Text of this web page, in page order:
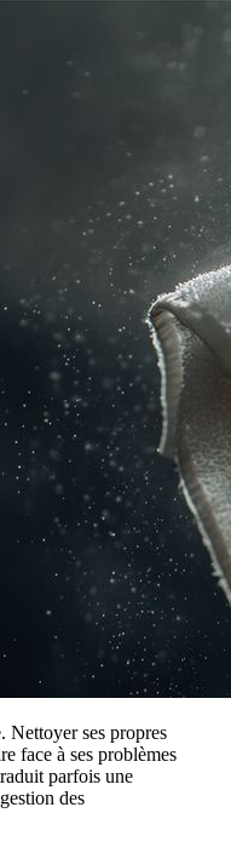
Nettoyer ses propres
face à ses problèmes
parfois une
des